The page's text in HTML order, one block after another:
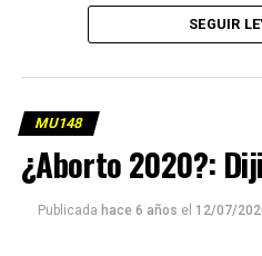
SEGUIR
MU148
¿Aborto 2020?:
Publicada hace 6 años el 12/07/